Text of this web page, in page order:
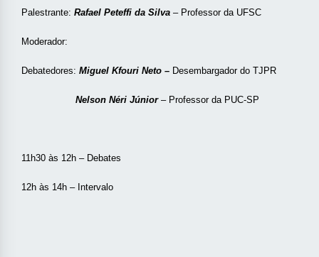
Palestrante: Rafael Peteffi da Silva – Professor da UFSC
Moderador:
Debatedores: Miguel Kfouri Neto – Desembargador do TJPR
Nelson Néri Júnior– Professor da PUC-SP
11h30 às 12h – Debates
12h às 14h – Intervalo